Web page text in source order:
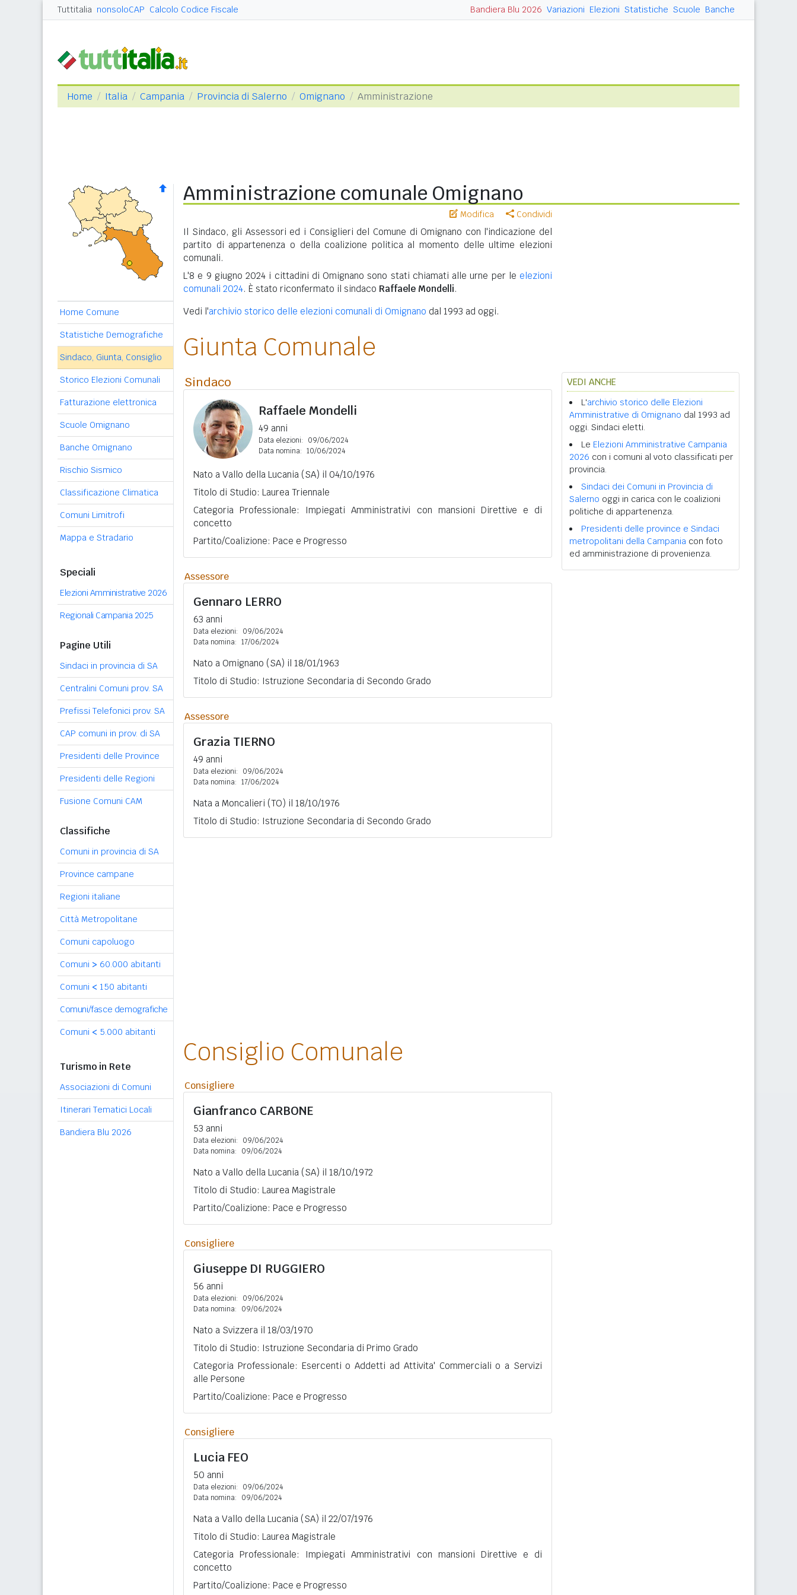
Tuttitalia nonsoloCAP Calcolo Codice Fiscale Bandiera Blu 2026 Variazioni Elezioni Statistiche Scuole Banche
Home Italia Campania Provincia di Salerno Omignano Amministrazione
Home Comune
Statistiche Demografiche
Sindaco, Giunta, Consiglio
Storico Elezioni Comunali
Fatturazione elettronica
Scuole Omignano
Banche Omignano
Rischio Sismico
Classificazione Climatica
Comuni Limitrofi
Mappa e Stradario
Speciali
Elezioni Amministrative 2026
Regionali Campania 2025
Pagine Utili
Sindaci in provincia di SA
Centralini Comuni prov. SA
Prefissi Telefonici prov. SA
CAP comuni in prov. di SA
Presidenti delle Province
Presidenti delle Regioni
Fusione Comuni CAM
Classifiche
Comuni in provincia di SA
Province campane
Regioni italiane
Città Metropolitane
Comuni capoluogo
Comuni > 60.000 abitanti
Comuni < 150 abitanti
Comuni/fasce demografiche
Comuni < 5.000 abitanti
Turismo in Rete
Associazioni di Comuni
Itinerari Tematici Locali
Bandiera Blu 2026
Amministrazione comunale Omignano
Modifica Condividi
Il Sindaco, gli Assessori ed i Consiglieri del Comune di Omignano con l'indicazione del
partito di appartenenza o della coalizione politica al momento delle ultime elezioni
comunali.
L'8 e 9 giugno 2024 i cittadini di Omignano sono stati chiamati alle urne per le elezioni
comunali 2024. È stato riconfermato il sindaco Raffaele Mondelli.
Vedi l'archivio storico delle elezioni comunali di Omignano dal 1993 ad oggi.
Giunta Comunale
Sindaco
Raffaele Mondelli
49 anni
Data elezioni:
09/06/2024
Data nomina: 10/06/2024
Nato a Vallo della Lucania (SA) il 04/10/1976
Titolo di Studio: Laurea Triennale
Categoria Professionale: Impiegati Amministrativi con mansioni Direttive e di
concetto
Partito/Coalizione: Pace e Progresso
Assessore
Gennaro LERRO
63 anni
Data elezioni:
09/06/2024
Data nomina: 17/06/2024
Nato a Omignano (SA) il 18/01/1963
Titolo di Studio: Istruzione Secondaria di Secondo Grado
Assessore
Grazia TIERNO
49 anni
Data elezioni:
09/06/2024
Data nomina: 17/06/2024
Nata a Moncalieri (TO) il 18/10/1976
Titolo di Studio: Istruzione Secondaria di Secondo Grado
Consiglio Comunale
Consigliere
Gianfranco CARBONE
53 anni
Data elezioni:
09/06/2024
Data nomina:
09/06/2024
Nato a Vallo della Lucania (SA) il 18/10/1972
Titolo di Studio: Laurea Magistrale
Partito/Coalizione: Pace e Progresso
Consigliere
Giuseppe DI RUGGIERO
56 anni
Data elezioni:
09/06/2024
Data nomina:
09/06/2024
Nato a Svizzera il 18/03/1970
Titolo di Studio: Istruzione Secondaria di Primo Grado
Categoria Professionale: Esercenti o Addetti ad Attivita' Commerciali o a Servizi
alle Persone
Partito/Coalizione: Pace e Progresso
Consigliere
Lucia FEO
50 anni
Data elezioni:
09/06/2024
Data nomina:
09/06/2024
Nata a Vallo della Lucania (SA) il 22/07/1976
Titolo di Studio: Laurea Magistrale
Categoria Professionale: Impiegati Amministrativi con mansioni Direttive e di
concetto
Partito/Coalizione: Pace e Progresso
VEDI ANCHE
L'archivio storico delle Elezioni
Amministrative di Omignano dal 1993 ad
oggi. Sindaci eletti.
Le Elezioni Amministrative Campania
2026 con i comuni al voto classificati per
provincia.
Sindaci dei Comuni in Provincia di
Salerno oggi in carica con le coalizioni
politiche di appartenenza.
Presidenti delle province e Sindaci
metropolitani della Campania con foto
ed amministrazione di provenienza.